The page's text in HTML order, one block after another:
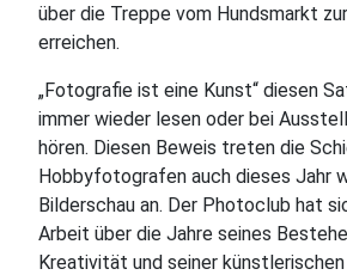
über die Treppe vom Hundsmarkt
erreichen.
„Fotografie ist eine Kunst“ diesen
immer wieder lesen oder bei
hören. Diesen Beweis treten die
Hobbyfotografen auch dieses Jahr
Bilderschau an. Der Photoclub hat
Arbeit über die Jahre seines
Kreativität und seiner